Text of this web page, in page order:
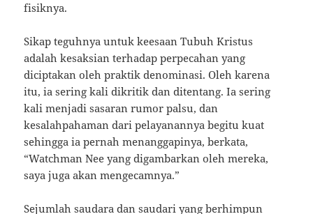
fisiknya.
Sikap teguhnya untuk keesaan Tubuh Kristus
adalah kesaksian terhadap perpecahan yang
diciptakan oleh praktik denominasi. Oleh karena
itu, ia sering kali dikritik dan ditentang. Ia sering
kali menjadi sasaran rumor palsu, dan
kesalahpahaman dari pelayanannya begitu kuat
sehingga ia pernah menanggapinya, berkata,
“Watchman Nee yang digambarkan oleh mereka,
saya juga akan mengecamnya.”
Sejumlah saudara dan saudari yang berhimpun